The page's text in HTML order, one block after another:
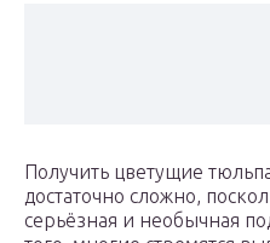
Получить цветущие
достаточно сложно,
серьёзная и необычная